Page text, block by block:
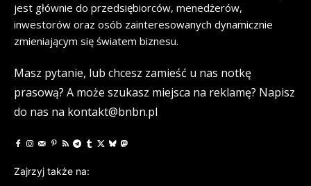
jest głównie do przedsiębiorców, menedżerów,
inwestorów oraz osób zainteresowanych dynamicznie
zmieniającym się światem biznesu.
Masz pytanie, lub chcesz zamieść u nas notkę
prasową? A może szukasz miejsca na reklamę? Napisz
do nas na kontakt@bnbn.pl
Zajrzyj także na: